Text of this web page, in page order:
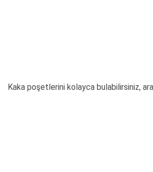
Kaka poşetlerini kolayca bulabilirsiniz,